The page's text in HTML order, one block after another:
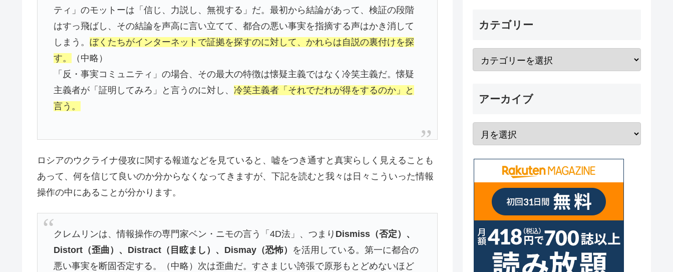
ティ」のモットーは「信じ、力説し、無視する」だ。最初から結論があって、検証の段階
はすっ飛ばし、その結論を声高に言い立てて、都合の悪い事実を指摘する声はかき消して
しまう。ぼくたちがインターネットで証拠を探すのに対して、かれらは自説の裏付けを探
す。
（中略）
「反・事実コミュニティ」の場合、その最大の特徴は懐疑主義ではなく冷笑主義だ。懐疑
主義者が「証明してみろ」と言うのに対し、冷笑主義者「それでだれが得をするのか」と
言う。
ロシアのウクライナ侵攻に関する報道などを見ていると、嘘をつき通すと真実らしく見えることも
あって、何を信じて良いのか分からなくなってきますが、下記を読むと我々は日々こういった情報
操作の中にあることが分かります。
クレムリンは、情報操作の専門家ベン・ニモの言う「4D法」、つまり Dismiss（否定）、
Distort（歪曲）、Distract（目眩まし）、Dismay（恐怖） を活用している。第一に都合の
悪い事実を断固否定する。（中略）次は歪曲だ。すさまじい誇張で原形もとどめないほど
カテゴリー
アーカイブ